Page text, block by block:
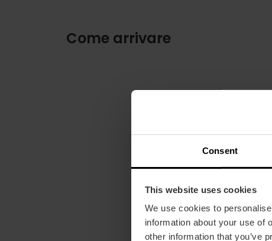
Consent
This website uses cookies
We use cookies to
information about your use of
other information that you’ve
Come arrivare